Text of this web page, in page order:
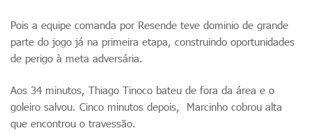
Pois a equipe comanda por Resende teve dominio de grande
parte do jogo já na primeira etapa, construindo oportunidades
de perigo à meta adversária.
Aos 34 minutos, Thiago Tinoco bateu de fora da área e o
goleiro salvou. Cinco minutos depois, Marcinho cobrou alta
que encontrou o travessão.